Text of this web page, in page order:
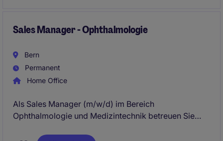
Sales Manager - Ophthalmologie
Bern
Permanent
Home Office
Als Sales Manager (m/w/d) im Bereich
Ophthalmologie und Medizintechnik betreuen Sie